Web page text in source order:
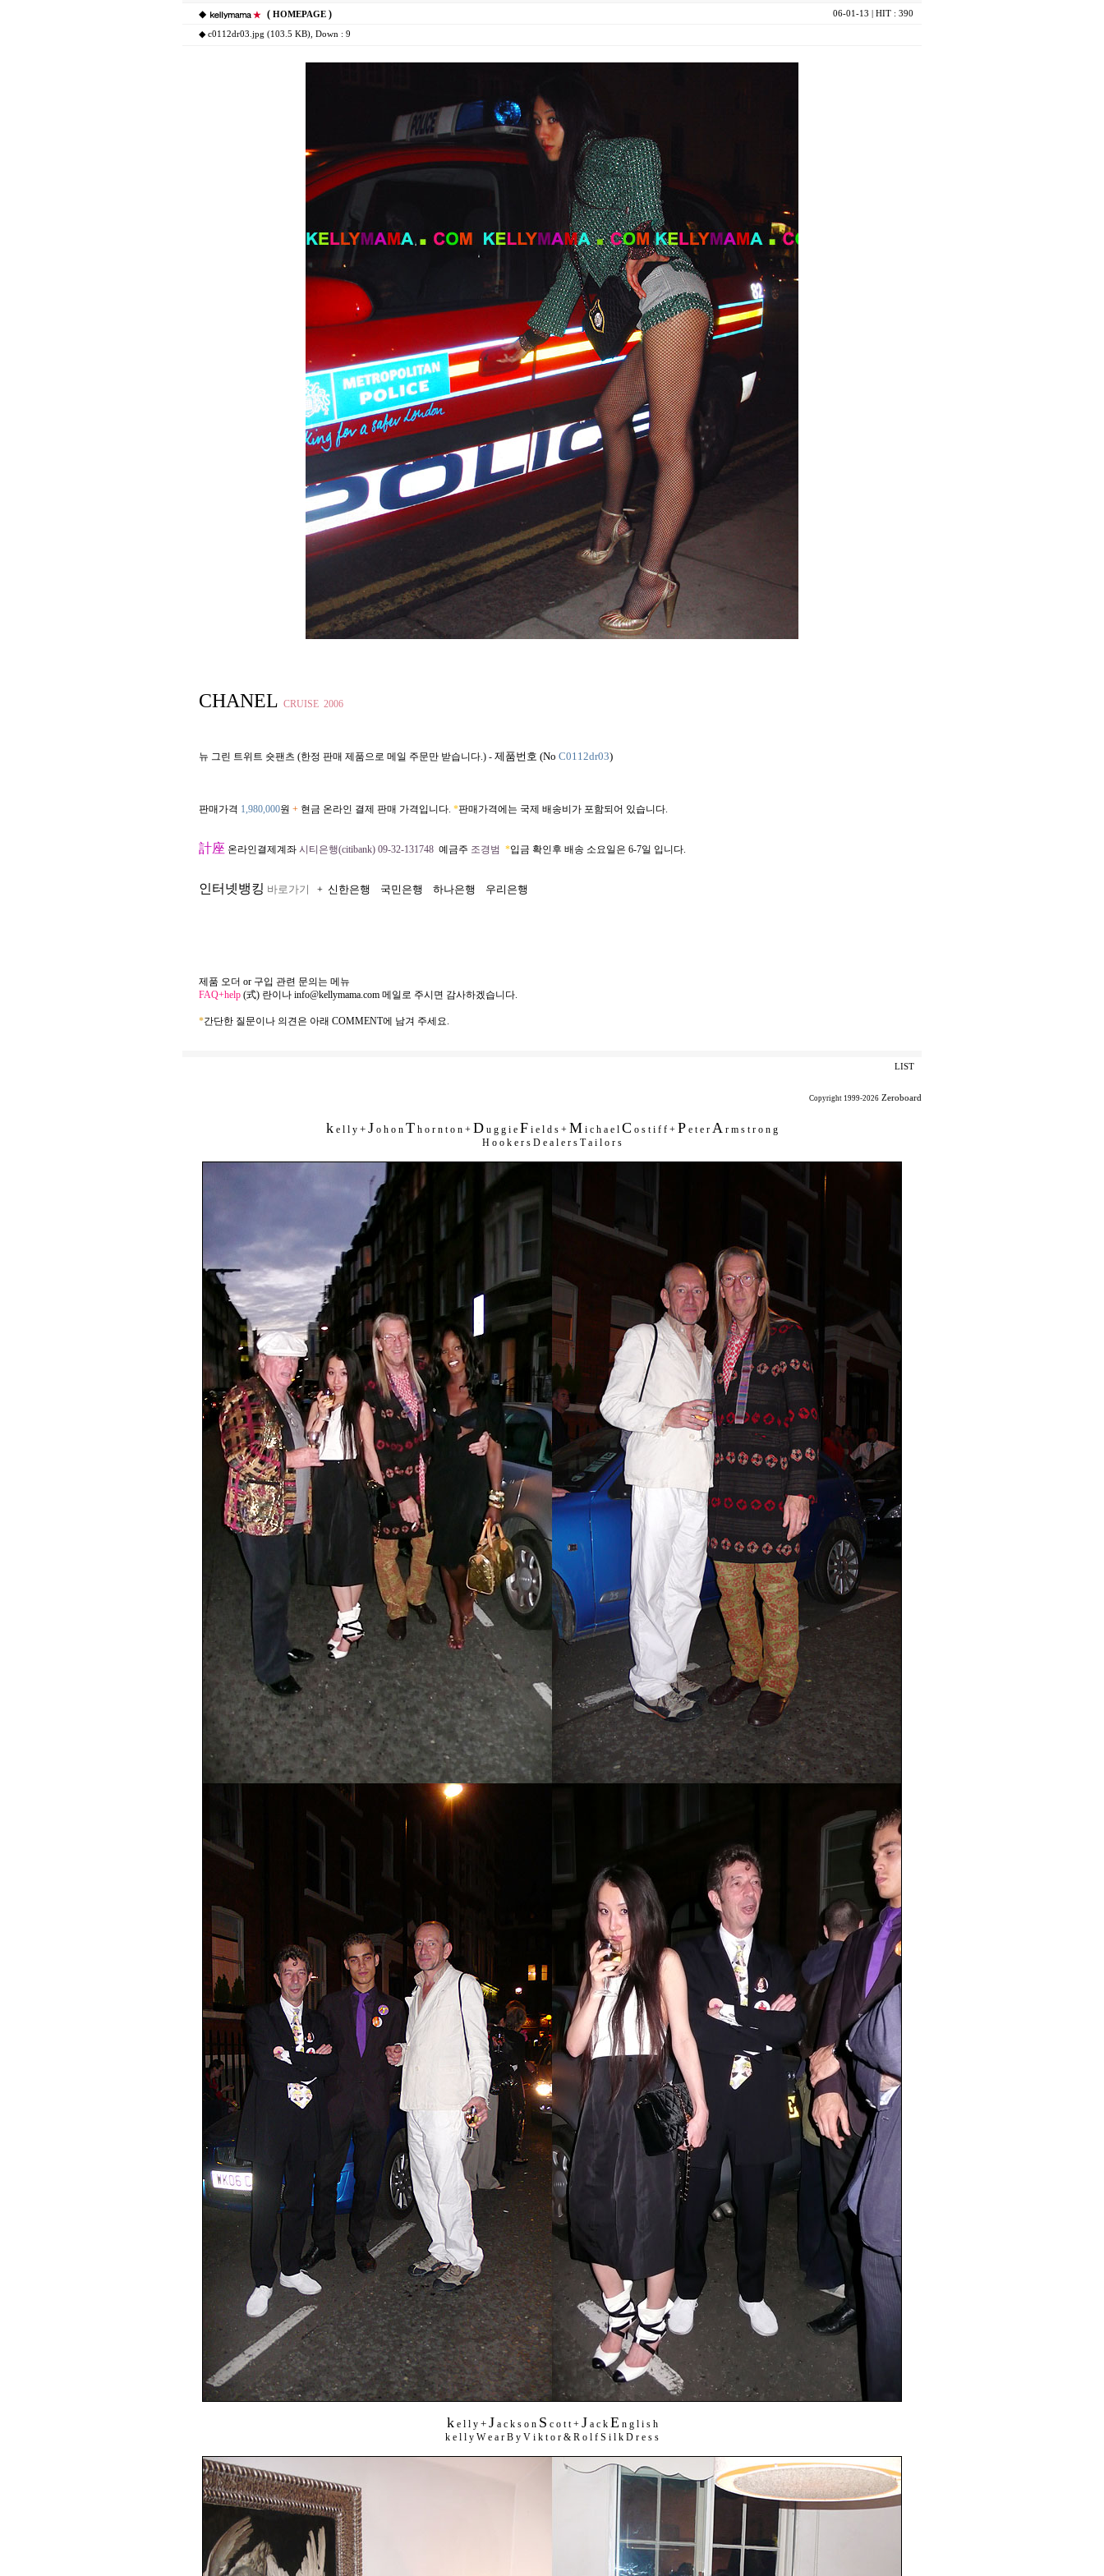
◆ ( HOMEPAGE ) 06-01-13 | HIT : 390
◆ c0112dr03.jpg (103.5 KB) , Down : 9
CHANEL CRUISE 2006
뉴 그린 트위트 숏팬츠 (한정 판매 제품으로 메일 주문만 받습니다.) - 제품번호 (No C0112dr03)
판매가격 1,980,000원 + 현금 온라인 결제 판매 가격입니다. *판매가격에는 국제 배송비가 포함되어 있습니다.
計座 온라인결제계좌 시티은행(citibank) 09-32-131748 예금주 조경범 *입금 확인후 배송 소요일은 6-7일 입니다.
인터넷뱅킹 바로가기 + 신한은행 국민은행 하나은행 우리은행
제품 오더 or 구입 관련 문의는 메뉴
FAQ+help (式) 란이나 info@kellymama.com 메일로 주시면 감사하겠습니다.
*간단한 질문이나 의견은 아래 COMMENT에 남겨 주세요.
LIST
Copyright 1999-2026 Zeroboard
k e l l y + J o h o n T h o r n t o n + D u g g i e F i e l d s + M i c h a e l C o s t i f f + P e t e r A r m s t r o n g
H o o k e r s D e a l e r s T a i l o r s
ke l l y + J a c k s o n S c o t t + J a c k E n g l i s h
k e l l y W e a r B y V i k t o r & R o l f S i l k D r e s s